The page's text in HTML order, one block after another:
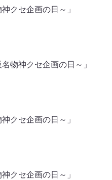
クセ企画の日～」
物神クセ企画の日～」
クセ企画の日～」
クセ企画の日～」